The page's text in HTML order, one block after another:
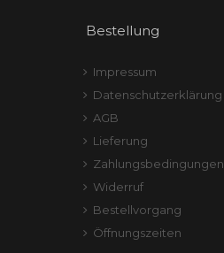
Bestellung
Impressum
Datenschutzerklärung
AGB
Lieferung
Zahlungsbedingungen
Widerruf
Bestellvorgang
Öffnungszeiten